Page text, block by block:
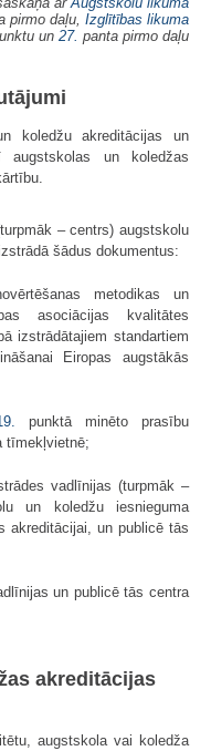
pirmo daļu, Izglītības likuma
un 27. panta pirmo daļu
koledžu akreditācijas un
un koledžas
– centrs) augstskolu
šādus dokumentus:
metodikas un
asociācijas kvalitātes
izstrādātajiem standartiem
Eiropas augstākās
punktā minēto prasību
tīmekļvietnē;
vadlīnijas (turpmāk –
un koledžu iesnieguma
akreditācijai, un publicē tās
un publicē tās centra
akreditācijas
augstskola vai koledža